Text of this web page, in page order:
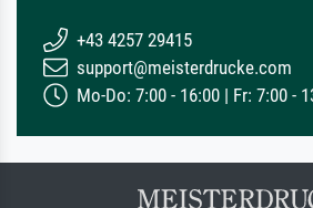
+43 4257 29415
support@meisterdrucke.com
Mo-Do: 7:00 - 16:00 | Fr: 7:00 -